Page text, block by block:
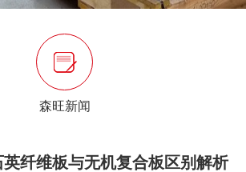
森旺新闻
纤维板与无机复合板区别解析